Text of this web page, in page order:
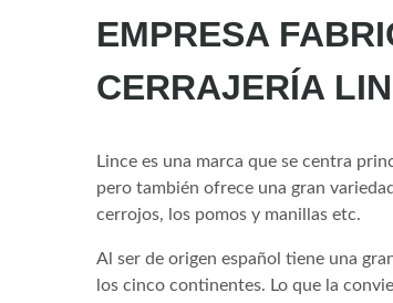
EMPRESA
CERRAJERÍA
Lince es una marca que se centra
pero también ofrece una gran
cerrojos, los pomos y manillas etc.
Al ser de origen español tiene una
los cinco continentes. Lo que la